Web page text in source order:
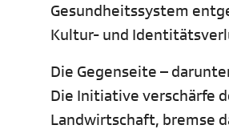
Gesundheitssystem
Kultur- und
Die Gegenseite –
Die Initiative verschärfe
Landwirtschaft, bremse